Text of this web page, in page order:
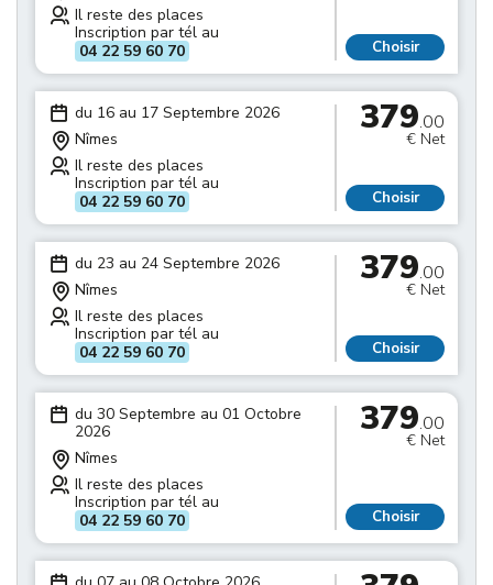
Il reste des places
Inscription par tél au
04 22 59 60 70
Choisir
du 16 au 17 Septembre 2026
Nîmes
Il reste des places
Inscription par tél au
04 22 59 60 70
379.00
€ Net
Choisir
du 23 au 24 Septembre 2026
Nîmes
Il reste des places
Inscription par tél au
04 22 59 60 70
379.00
€ Net
Choisir
du 30 Septembre au 01 Octobre
2026
Nîmes
Il reste des places
Inscription par tél au
04 22 59 60 70
379.00
€ Net
Choisir